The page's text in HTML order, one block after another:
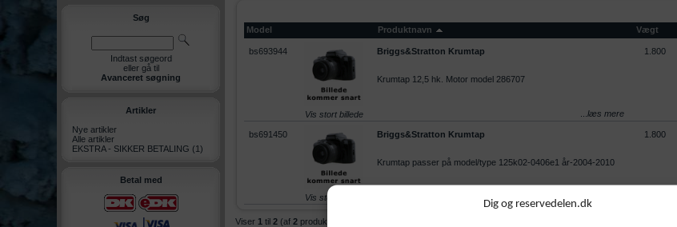
Dig og reservedelen.dk
Søg
Indtast søgeord
eller gå til
Avanceret søgning
Artikler
Nye artikler
Alle artikler
EKSTRA - SIKKER BETALING (1)
Betal med
Model Produktnavn Vægt
bs693944
Vis stort billede
Briggs&Stratton Krumtap
Krumtap 12,5 hk. Motor model 286707
læs mere
1.800
bs691450
Vis stort billede
Briggs&Stratton Krumtap
Krumtap passer på model/type 125k02-0406e1 år-2004-2010
1.800
Viser 1 til 2 (af 2 produkter)